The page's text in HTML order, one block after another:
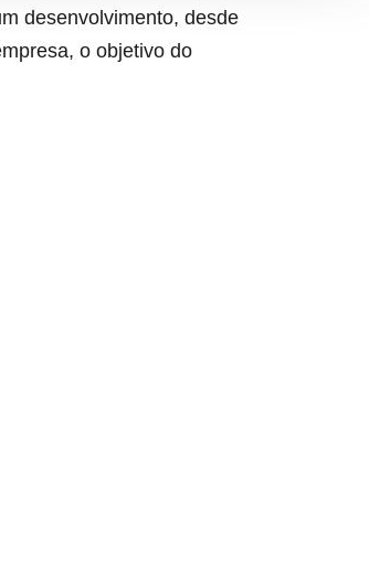
desenvolvimento, desde
o objetivo do